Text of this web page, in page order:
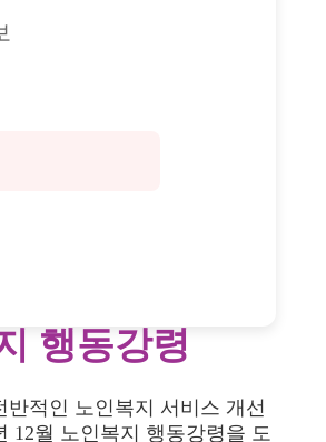
행동강령
반적인 노인복지 서비스 개선
12월 노인복지 행동강령을 도